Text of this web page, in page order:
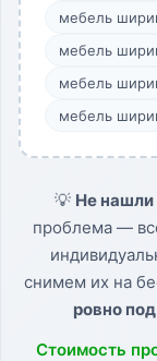
мебель
мебель
мебель
мебель
💡 Не нашли
проблема —
снимем их на
ровно
Стоимость